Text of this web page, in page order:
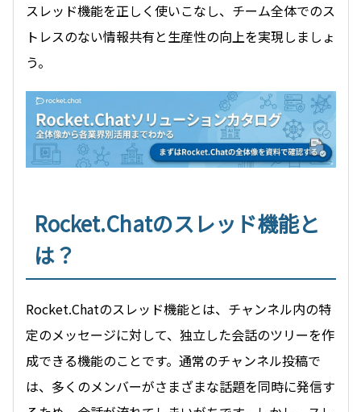
スレッド機能を正しく使いこなし、チーム全体でのス
トレスのない情報共有と生産性の向上を実現しましょ
う。
Rocket.Chatのスレッド機能と
は？
Rocket.Chatのスレッド機能とは、チャンネル内の特
定のメッセージに対して、独立した会話のツリーを作
成できる機能のことです。通常のチャンネル投稿で
は、多くのメンバーがさまざまな話題を同時に発信す